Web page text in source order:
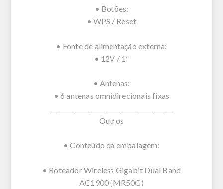
• Botões:
• WPS / Reset
• Fonte de alimentação externa:
• 12V / 1ª
• Antenas:
• 6 antenas omnidirecionais fixas
Outros
• Conteúdo da embalagem:
• Roteador Wireless Gigabit Dual Band
AC1900 (MR50G)